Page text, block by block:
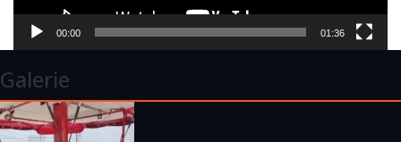
00:00 01:36
Galerie